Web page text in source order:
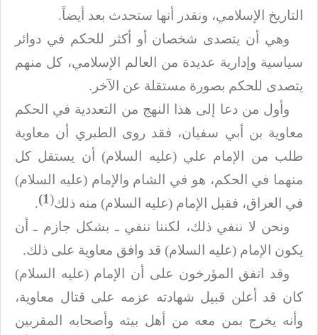
التاريخ الإسلامي، ونقدر أنها ستحدث بعد أيضاً.
وهي أن يتصدى شخصان أو أكثر للحكم في دوائر
سياسية وإدارية عديدة من العالم الإسلامي، كل منهم
يتصدى للحكم بصورة مستقلة عن الآخر .
وأول من دعا إلى هذا النهج من التعددية في الحكم
معاوية بن أبي سفيان، فقد روى الطبري أن معاوية
طلب من الإمام علي (عليه السلام) أن يستقل كل
منهما في الحكم، هو في الشام والإمام (عليه السلام)
في العراق، فقبل الإمام (عليه السلام) منه ذلك(
1)
.
ونحن لا ننفي ذلك، لكننا ننفي ـ بشكل جازم ـ أن
يكون الإمام (عليه السلام) قد وافق معاوية على ذلك.
وقد اتفق المؤرخون على أن الإمام (عليه السلام)
كان قد أعلن قبيل شهادته عزمه على قتال معاوية،
وأنه يخرج بمن معه من أهل بيته وأصحابه المقربين